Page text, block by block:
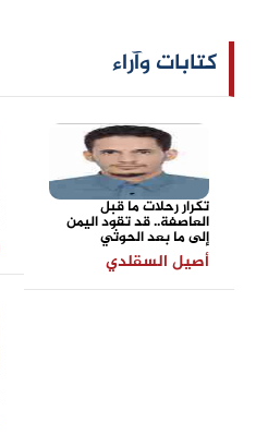
كتابات وآراء
تكرار رحلات ما قبل
العاصفة.. قد تقود اليمن
إلى ما بعد الحوثي
أصيل السقلدي